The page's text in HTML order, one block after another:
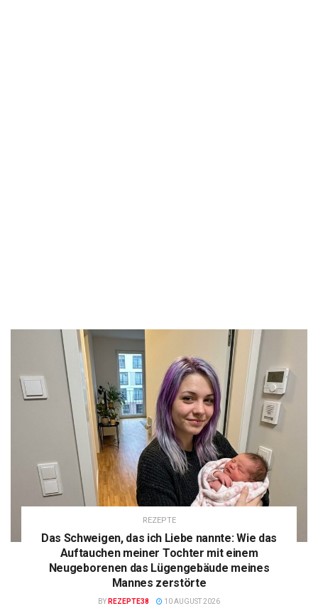
REZEPTE
Das Schweigen, das ich Liebe nannte: Wie das
Auftauchen meiner Tochter mit einem
Neugeborenen das Lügengebäude meines
Mannes zerstörte
BY REZEPTE38 10 AUGUST 2026